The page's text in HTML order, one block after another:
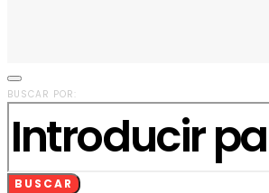
BUSCAR POR:
BUSCAR